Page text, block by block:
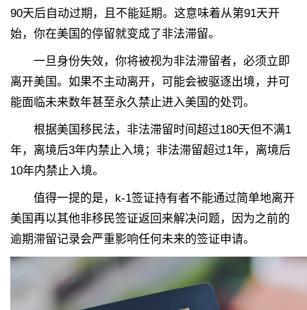
90天后自动过期，且不能延期。这意味着从第91天开
始，你在美国的停留就变成了非法滞留。
一旦身份失效，你将被视为非法滞留者，必须立即
离开美国。如果不主动离开，可能会被驱逐出境，并可
能面临未来数年甚至永久禁止进入美国的处罚。
根据美国移民法，非法滞留时间超过180天但不满1
年，离境后3年内禁止入境；非法滞留超过1年，离境后
10年内禁止入境。
值得一提的是，k-1签证持有者不能通过简单地离开
美国再以其他非移民签证返回来解决问题，因为之前的
逾期滞留记录会严重影响任何未来的签证申请。